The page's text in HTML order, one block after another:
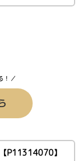
！／
【P11314070】